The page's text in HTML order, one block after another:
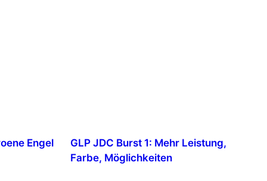
Engel
GLP JDC Burst 1: Mehr Leistung,
Farbe, Möglichkeiten